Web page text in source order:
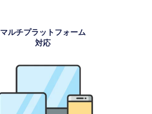
マルチプラットフォーム
対応